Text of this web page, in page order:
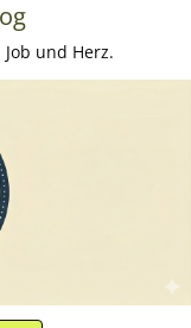
und Herz.